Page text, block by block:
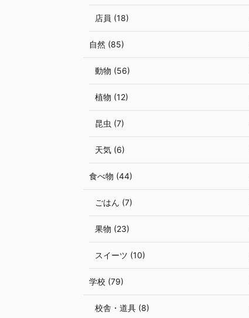
店員 (18)
自然 (85)
動物 (56)
植物 (12)
昆虫 (7)
天気 (6)
食べ物 (44)
ごはん (7)
果物 (23)
スイーツ (10)
学校 (79)
校舎・道具 (8)